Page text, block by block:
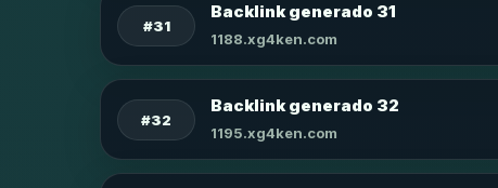
#31
Backlink generado 31
1188.xg4ken.com
#32
Backlink generado 32
1195.xg4ken.com